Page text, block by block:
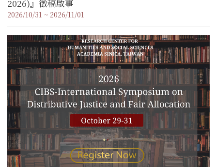
2026)』徵稿啟事
2026/10/31 ~ 2026/11/01